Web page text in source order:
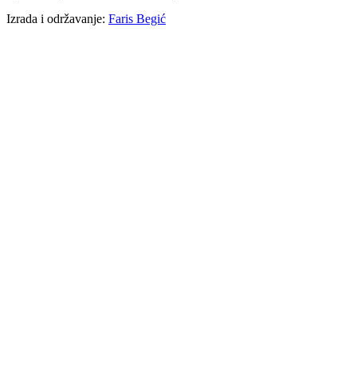
Izrada i održavanje: Faris Begić